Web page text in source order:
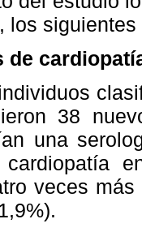
los
de
38
una
veces